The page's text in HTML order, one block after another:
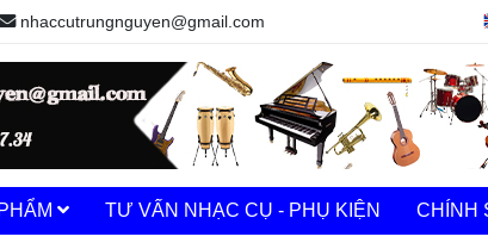
nhaccutrungnguyen@gmail.com
TƯ VẤN NHẠC CỤ - PHỤ KIỆN CHÍNH